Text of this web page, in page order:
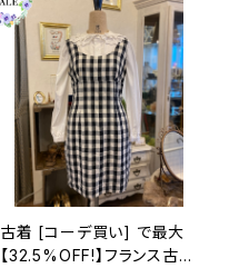
古着 [コーデ買い] で最大
【32.5%OFF!】フランス古着